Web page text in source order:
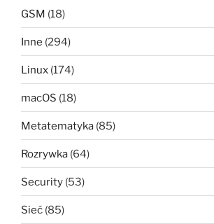
GSM (18)
Inne (294)
Linux (174)
macOS (18)
Metatematyka (85)
Rozrywka (64)
Security (53)
Sieć (85)